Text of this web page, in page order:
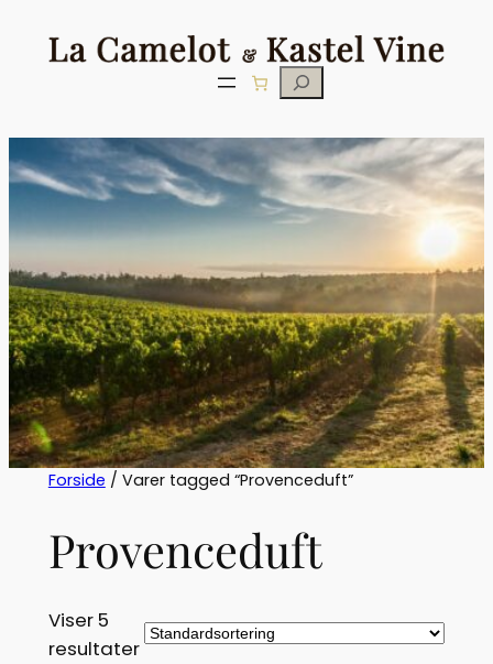
Søg
Forside / Varer tagged “Provenceduft”
Provenceduft
Viser 5
resultater